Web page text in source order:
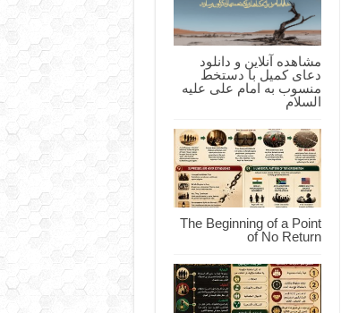
مشاهده آنلاین و دانلود
دعای کمیل با دستخط
منسوب به امام علی علیه
السلام
The Beginning of a Point
of No Return